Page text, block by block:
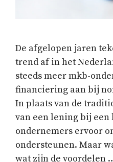
De afgelopen jaren
trend af in het
steeds meer mkb-
financiering aan bij
In plaats van de
van een lening bij een
ondernemers ervoor
ondersteunen. Maar
wat zijn de voordelen